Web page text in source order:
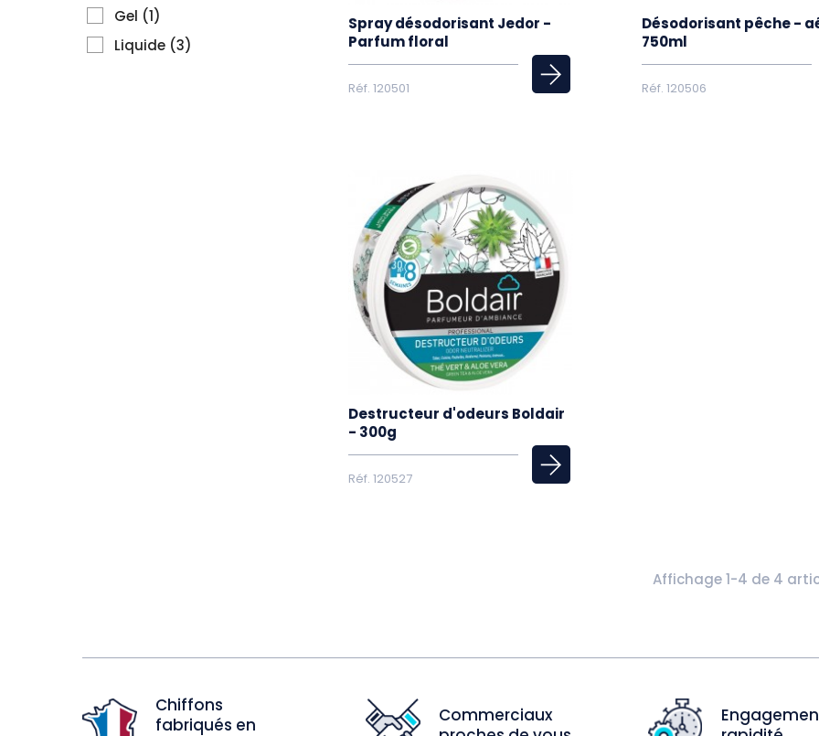
Gel (1)
Liquide (3)
Spray désodorisant Jedor -
Parfum floral
Réf. 120501
Désodorisant pêche -
750ml
Réf. 120506
Destructeur d'odeurs Boldair
- 300g
Réf. 120527
Affichage 1-4 de 4
Chiffons
fabriqués en
Commerciaux